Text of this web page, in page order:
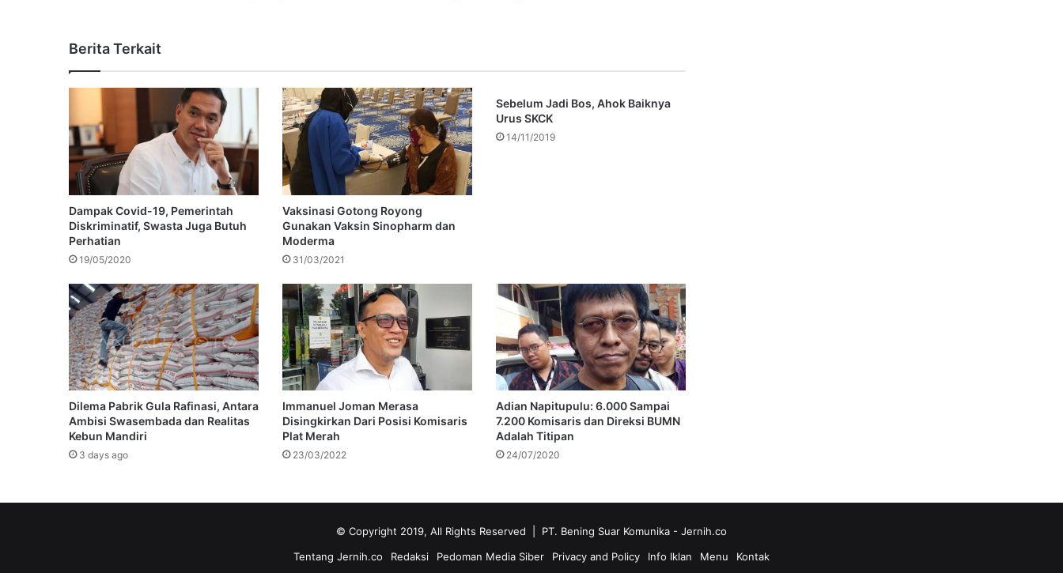
Berita Terkait
Dampak Covid-19, Pemerintah
Diskriminatif, Swasta Juga Butuh
Perhatian
19/05/2020
Vaksinasi Gotong Royong
Gunakan Vaksin Sinopharm dan
Moderma
31/03/2021
Sebelum Jadi Bos, Ahok Baiknya
Urus SKCK
14/11/2019
Dilema Pabrik Gula Rafinasi, Antara
Ambisi Swasembada dan Realitas
Kebun Mandiri
3 days ago
Immanuel Joman Merasa
Disingkirkan Dari Posisi Komisaris
Plat Merah
23/03/2022
Adian Napitupulu: 6.000 Sampai
7.200 Komisaris dan Direksi BUMN
Adalah Titipan
24/07/2020
© Copyright 2019, All Rights Reserved | PT. Bening Suar Komunika - Jernih.co
Tentang Jernih.co
Redaksi Pedoman Media Siber Privacy and Policy Info Iklan Menu Kontak